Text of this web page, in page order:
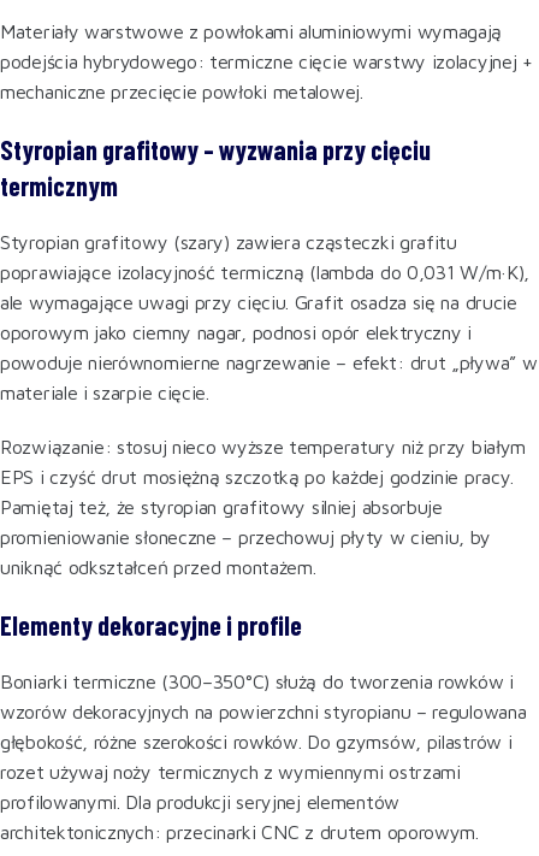
Materiały warstwowe z powłokami aluminiowymi wymagają
podejścia hybrydowego: termiczne cięcie warstwy izolacyjnej +
mechaniczne przecięcie powłoki metalowej.
Styropian grafitowy – wyzwania przy cięciu
termicznym
Styropian grafitowy (szary) zawiera cząsteczki grafitu
poprawiające izolacyjność termiczną (lambda do 0,031 W/m·K),
ale wymagające uwagi przy cięciu. Grafit osadza się na drucie
oporowym jako ciemny nagar, podnosi opór elektryczny i
powoduje nierównomierne nagrzewanie – efekt: drut „pływa” w
materiale i szarpie cięcie.
Rozwiązanie: stosuj nieco wyższe temperatury niż przy białym
EPS i czyść drut mosiężną szczotką po każdej godzinie pracy.
Pamiętaj też, że styropian grafitowy silniej absorbuje
promieniowanie słoneczne – przechowuj płyty w cieniu, by
uniknąć odkształceń przed montażem.
Elementy dekoracyjne i profile
Boniarki termiczne (300–350°C) służą do tworzenia rowków i
wzorów dekoracyjnych na powierzchni styropianu – regulowana
głębokość, różne szerokości rowków. Do gzymsów, pilastrów i
rozet używaj noży termicznych z wymiennymi ostrzami
profilowanymi. Dla produkcji seryjnej elementów
architektonicznych: przecinarki CNC z drutem oporowym.